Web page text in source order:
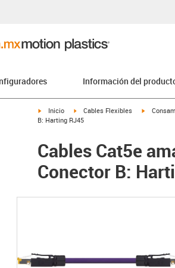
Información del
igus-icon-arrow-right
Inicio igus-icon-arrow-right
Cables Flexibles igus-
B: Harting RJ45
Cables Cat5e
Conector B: